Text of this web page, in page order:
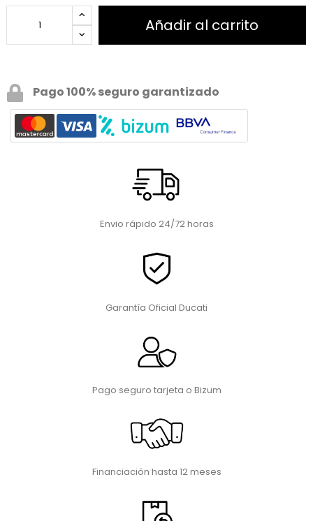
Añadir al carrito
Pago 100% seguro garantizado
Envio rápido 24/72 horas
Garantía Oficial Ducati
Pago seguro tarjeta o Bizum
Financiación hasta 12 meses